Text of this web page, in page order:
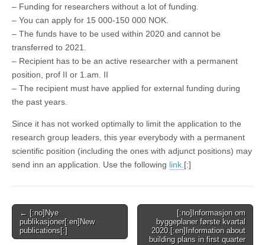
– Funding for researchers without a lot of funding.
– You can apply for 15 000-150 000 NOK.
– The funds have to be used within 2020 and cannot be
transferred to 2021.
– Recipient has to be an active researcher with a permanent
position, prof II or 1.am. II
– The recipient must have applied for external funding during
the past years.
Since it has not worked optimally to limit the application to the
research group leaders, this year everybody with a permanent
scientific position (including the ones with adjunct positions) may
send inn an application. Use the following link.[:]
Post
navigation
← [:no]Nye
publikasjoner[:en]New
publications[:]
[:no]Informasjon om
byggeplaner første kvartal
2020.[:en]Information about
building plans in first quarter